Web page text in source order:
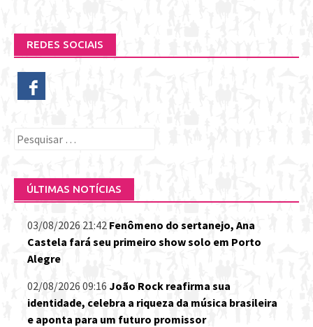
REDES SOCIAIS
Pesquisar
ÚLTIMAS NOTÍCIAS
03/08/2026 21:42 Fenômeno do sertanejo, Ana
Castela fará seu primeiro show solo em Porto
Alegre
02/08/2026 09:16 João Rock reafirma sua
identidade, celebra a riqueza da música brasileira
e aponta para um futuro promissor